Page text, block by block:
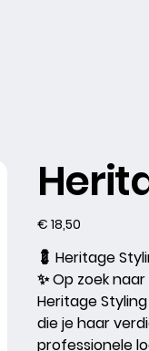
Prijs
€ 18,50
💈 Heritage
✨Op zoek
Heritage
die je haar
professionele